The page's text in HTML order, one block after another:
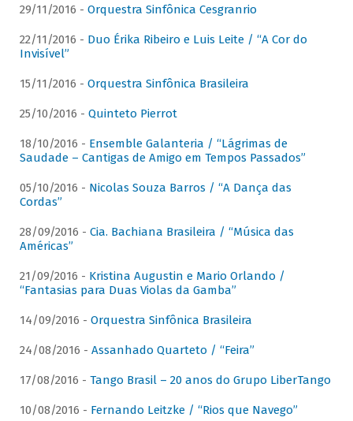
29/11/2016 - Orquestra Sinfônica Cesgranrio
22/11/2016 - Duo Érika Ribeiro e Luis Leite / “A Cor do
Invisível”
15/11/2016 - Orquestra Sinfônica Brasileira
25/10/2016 - Quinteto Pierrot
18/10/2016 - Ensemble Galanteria / “Lágrimas de
Saudade – Cantigas de Amigo em Tempos Passados”
05/10/2016 - Nicolas Souza Barros / “A Dança das
Cordas”
28/09/2016 - Cia. Bachiana Brasileira / “Música das
Américas”
21/09/2016 - Kristina Augustin e Mario Orlando /
“Fantasias para Duas Violas da Gamba”
14/09/2016 - Orquestra Sinfônica Brasileira
24/08/2016 - Assanhado Quarteto / “Feira”
17/08/2016 - Tango Brasil – 20 anos do Grupo LiberTango
10/08/2016 - Fernando Leitzke / “Rios que Navego”